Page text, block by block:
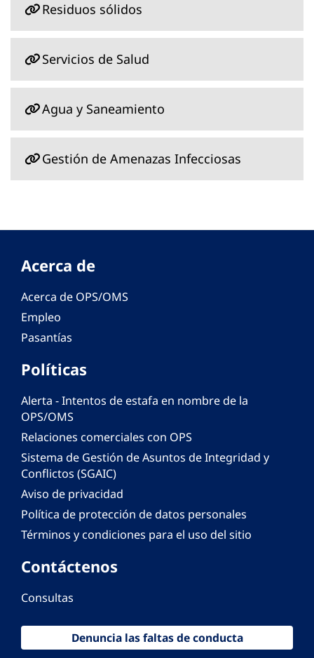
Residuos sólidos
Servicios de Salud
Agua y Saneamiento
Gestión de Amenazas Infecciosas
Acerca de
Acerca de OPS/OMS
Empleo
Pasantías
Políticas
Alerta - Intentos de estafa en nombre de la
OPS/OMS
Relaciones comerciales con OPS
Sistema de Gestión de Asuntos de Integridad y
Conflictos (SGAIC)
Aviso de privacidad
Política de protección de datos personales
Términos y condiciones para el uso del sitio
Contáctenos
Consultas
Denuncia las faltas de conducta